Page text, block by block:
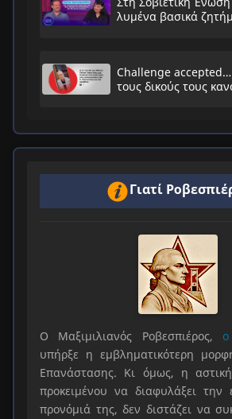
λυμένα βασικά
Challenge
τους δικούς τους
Γιατί
Ο Μαξιμιλιανός Ροβεσπιέρος, ο
υπήρξε η εμβληματικότερη
Επανάστασης. Κι όμως, η
προκειμένου να διαφυλάξει την
προνόμιά της, δεν διστάζει να